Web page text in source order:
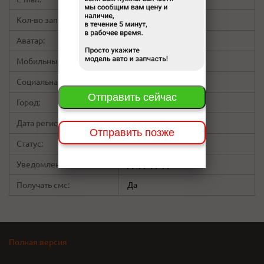
Кол-во запросов:
Аватар:
Мобильный: не указано
Социальная сеть:
Город:
Дата регистрации: 09:29 10.08.16
Статус: Пользователь
Уведомления на Email:
Получать смс: Да
Полная версия
Отправить сейчас
Отправить позже